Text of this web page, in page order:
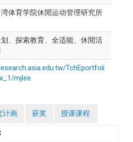
体育学院休閒运动管理研究所
、探索教育、全适能、休閒活
TchEportfoli
mjlee
计画 获奖 授课课程